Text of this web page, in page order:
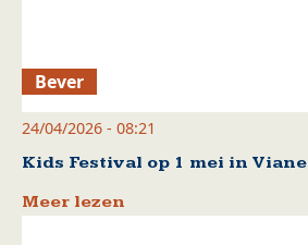
Bever
24/04/2026 - 08:21
Kids Festival op 1 mei in Viane
Meer lezen